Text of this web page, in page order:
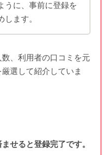
うに、事前に登録を
ます。
、利用者の口コミを元
選して紹介していま
せると登録完了です。